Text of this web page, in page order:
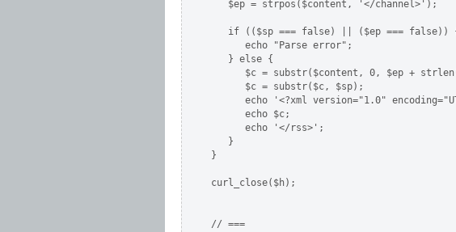
   $ep = strpos($content, '</channel>');
if (($sp === false) || ($ep === false))
      echo "Parse error";
   } else {
$c = substr($content, 0, $ep +
      $c = substr($c, $sp);
echo '<?xml version="1.0"
      echo $c;
      echo '</rss>';
   }
}
curl_close($h);
// ===